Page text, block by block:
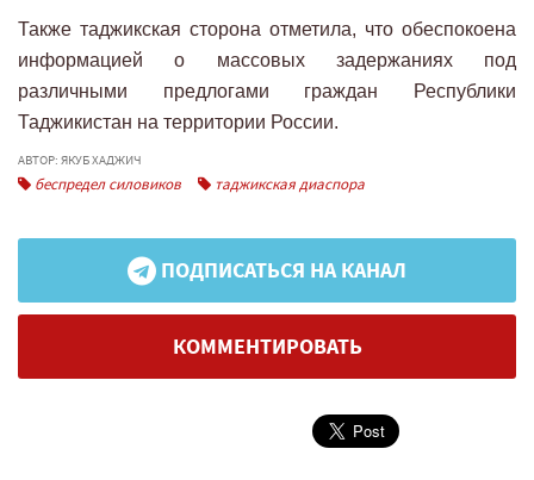
Также таджикская сторона отметила, что обеспокоена
информацией о массовых задержаниях под
различными предлогами граждан Республики
Таджикистан на территории России.
АВТОР: ЯКУБ ХАДЖИЧ
беспредел силовиков таджикская диаспора
ПОДПИСАТЬСЯ НА КАНАЛ
КОММЕНТИРОВАТЬ